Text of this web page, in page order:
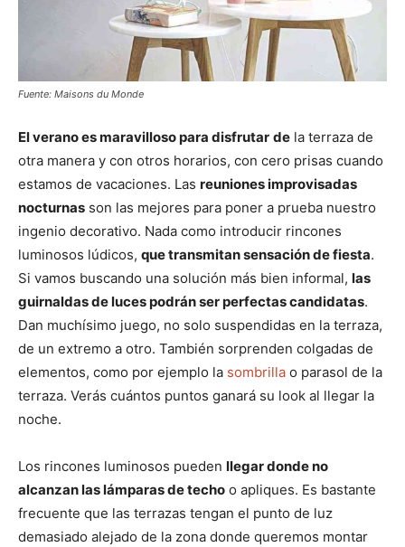
Fuente: Maisons du Monde
El verano es maravilloso para disfrutar de la terraza de
otra manera y con otros horarios, con cero prisas cuando
estamos de vacaciones. Las reuniones improvisadas
nocturnas son las mejores para poner a prueba nuestro
ingenio decorativo. Nada como introducir rincones
luminosos lúdicos, que transmitan sensación de fiesta.
Si vamos buscando una solución más bien informal, las
guirnaldas de luces podrán ser perfectas candidatas.
Dan muchísimo juego, no solo suspendidas en la terraza,
de un extremo a otro. También sorprenden colgadas de
elementos, como por ejemplo la sombrilla o parasol de la
terraza. Verás cuántos puntos ganará su look al llegar la
noche.
Los rincones luminosos pueden llegar donde no
alcanzan las lámparas de techo o apliques. Es bastante
frecuente que las terrazas tengan el punto de luz
demasiado alejado de la zona donde queremos montar